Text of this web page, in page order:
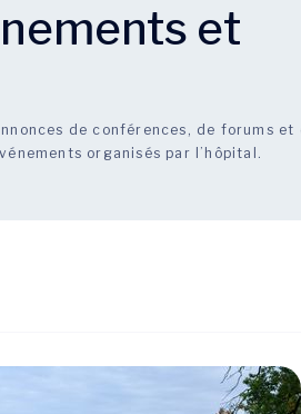
et
de conférences, de forums et
organisés par l’hôpital.